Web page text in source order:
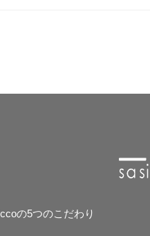
の5つのこだわり